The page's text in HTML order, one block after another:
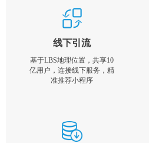
线下引流
基于LBS地理位置，共享10
亿用户，连接线下服务，精
准推荐小程序